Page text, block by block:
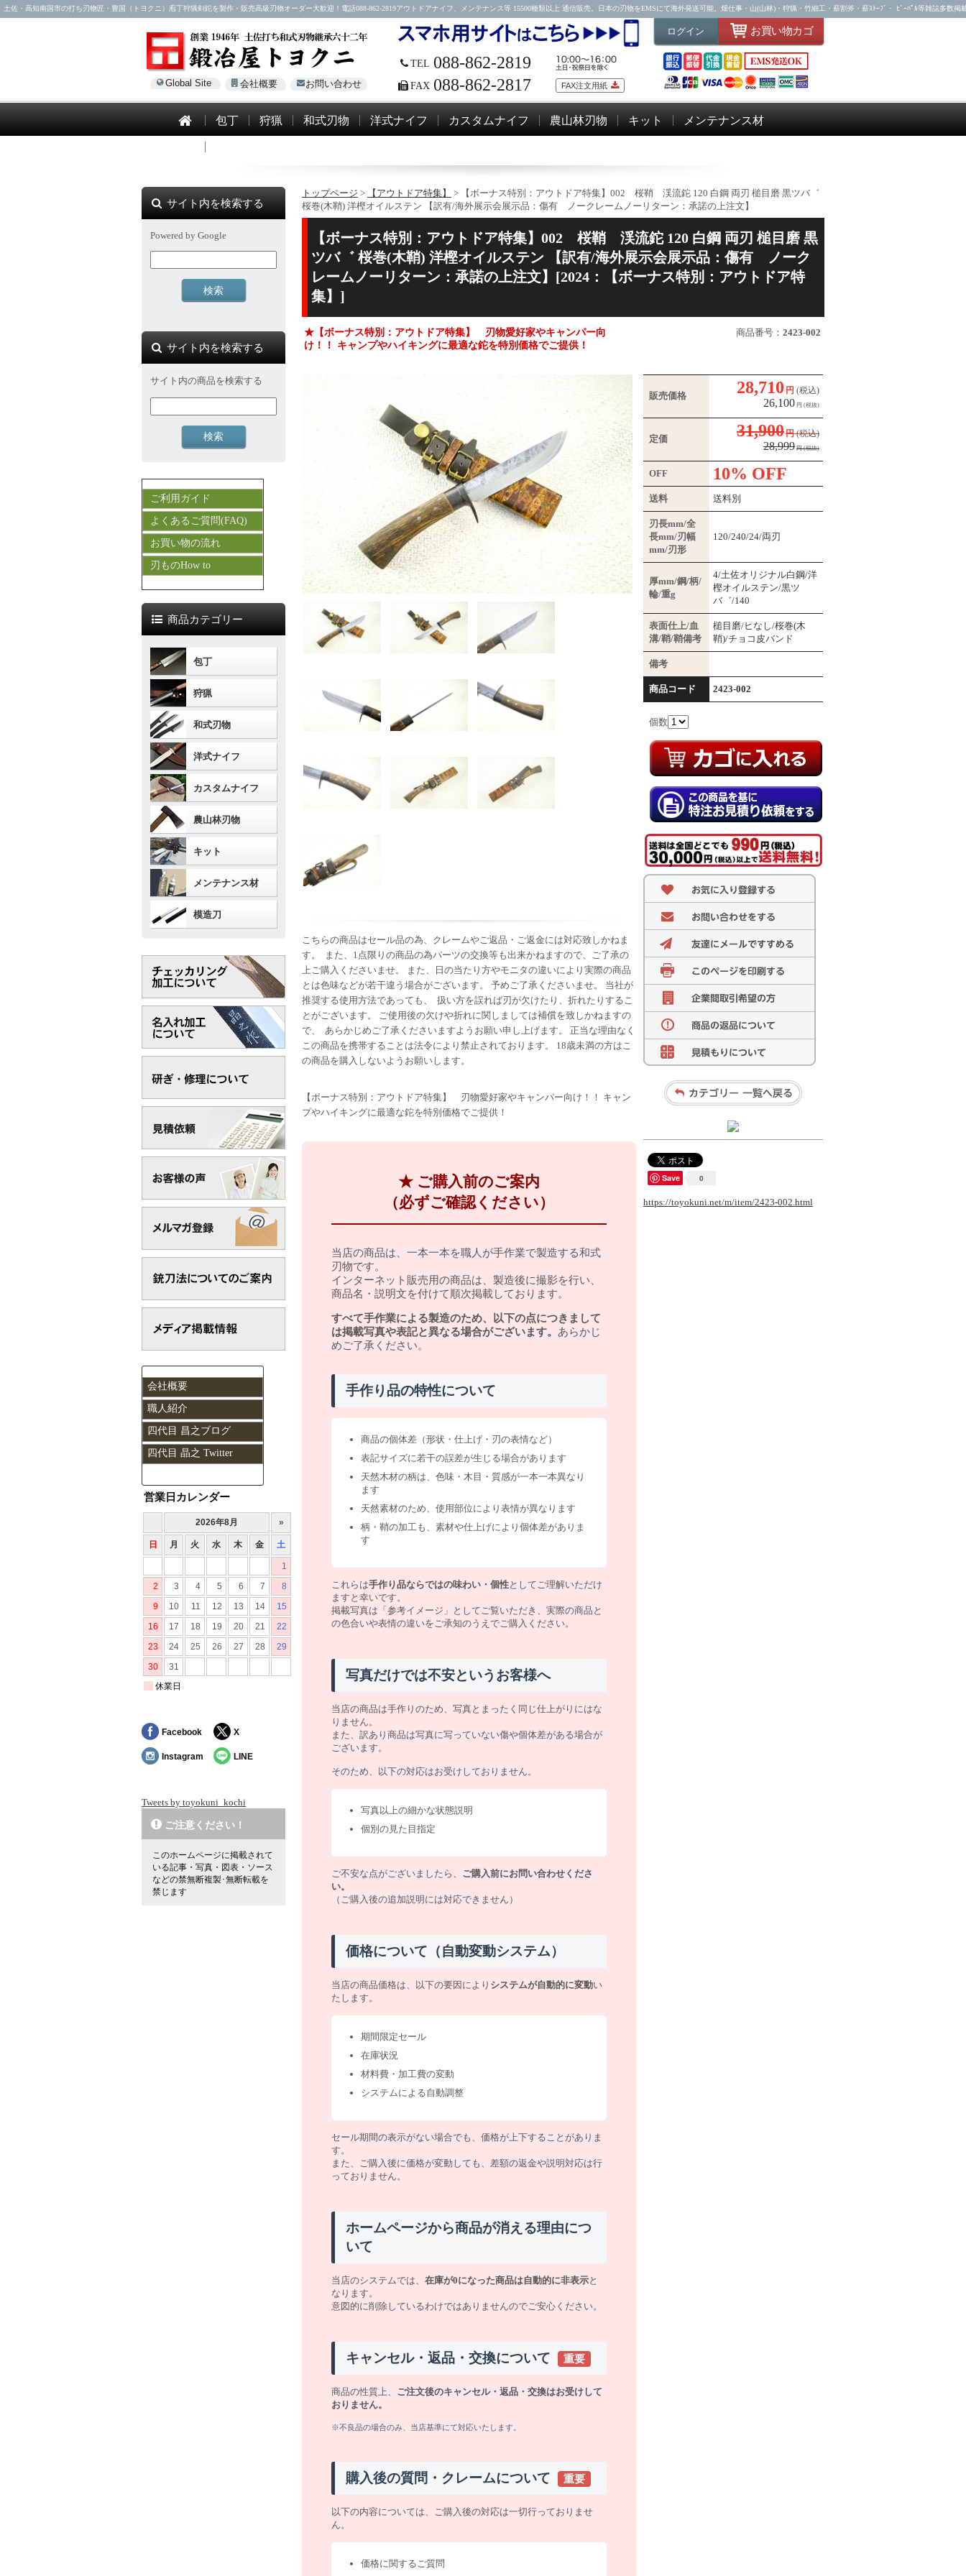
土佐・高知南国市の打ち刃物匠・豊国（トヨクニ）庖丁狩猟剣鉈を製作・販売高級刃物オーダー大歓迎！電話088-862-2819アウトドアナイフ、メンテナンス等 15500種類以上 通信販売。日本の刃物をEMSにて海外発送可能。畑仕事・山(山林)・狩猟・竹細工・薪割斧・薪ｽﾄｰﾌﾞ・ ﾋﾞｰﾊﾟﾙ等雑誌多数掲
Global Site 会社概要 お問い合わせ
TEL 088-862-2819
FAX 088-862-2817 FAX注文用紙
ログイン お買い物カゴ
包丁 狩猟 和式刃物 洋式ナイフ カスタムナイフ 農山林刃物 キット メンテナンス材
トップページ > 【アウトドア特集】
> 【ボーナス特別：アウトドア特集】002 桜鞘 渓流鉈 120 白鋼 両刃 槌目磨 黒ツバ゛
桜巻(木鞘) 洋樫オイルステン 【訳有/海外展示会展示品：傷有 ノークレームノーリターン：承諾の上注文】
【ボーナス特別：アウトドア特集】002 桜鞘 渓流鉈 120 白鋼 両刃 槌目磨 黒
ツバ゛ 桜巻(木鞘) 洋樫オイルステン 【訳有/海外展示会展示品：傷有 ノーク
レームノーリターン：承諾の上注文】[2024：【ボーナス特別：アウトドア特
集】]
★【ボーナス特別：アウトドア特集】 刃物愛好家やキャンパー向
け！！ キャンプやハイキングに最適な鉈を特別価格でご提供！
商品番号： 2423-002
こちらの商品はセール品の為、クレームやご返品・ご返金には対応致しかねま
す。 また、1点限りの商品の為パーツの交換等も出来かねますので、ご了承の
上ご購入くださいませ。 また、日の当たり方やモニタの違いにより実際の商品
とは色味などが若干違う場合がございます。 予めご了承くださいませ。 当社が
推奨する使用方法であっても、 扱い方を誤れば刃が欠けたり、折れたりするこ
とがございます。 ご使用後の欠けや折れに関しましては補償を致しかねますの
で、 あらかじめご了承くださいますようお願い申し上げます。 正当な理由なく
この商品を携帯することは法令により禁止されております。 18歳未満の方はこ
の商品を購入しないようお願いします。
【ボーナス特別：アウトドア特集】 刃物愛好家やキャンパー向け！！ キャン
プやハイキングに最適な鉈を特別価格でご提供！
★ ご購入前のご案内
（必ずご確認ください）
当店の商品は、一本一本を職人が手作業で製造する和式
刃物です。
インターネット販売用の商品は、製造後に撮影を行い、
商品名・説明文を付けて順次掲載しております。
すべて手作業による製造のため、以下の点につきまして
は掲載写真や表記と異なる場合がございます。 あらかじ
めご了承ください。
手作り品の特性について
商品の個体差（形状・仕上げ・刃の表情など）
表記サイズに若干の誤差が生じる場合があります
天然木材の柄は、色味・木目・質感が一本一本異なり
ます
天然素材のため、使用部位により表情が異なります
柄・鞘の加工も、素材や仕上げにより個体差がありま
す
これらは手作り品ならではの味わい・個性としてご理解いただけ
ますと幸いです。
掲載写真は「参考イメージ」としてご覧いただき、実際の商品と
の色合いや表情の違いをご承知のうえでご購入ください。
写真だけでは不安というお客様へ
当店の商品は手作りのため、写真とまったく同じ仕上がりにはな
りません。
また、訳あり商品は写真に写っていない傷や個体差がある場合が
ございます。
そのため、以下の対応はお受けしておりません。
写真以上の細かな状態説明
個別の見た目指定
ご不安な点がございましたら、 ご購入前にお問い合わせくださ
い。
（ご購入後の追加説明には対応できません）
価格について（自動変動システム）
当店の商品価格は、以下の要因により システムが自動的に変動い
たします。
期間限定セール
在庫状況
材料費・加工費の変動
システムによる自動調整
セール期間の表示がない場合でも、価格が上下することがありま
す。
また、ご購入後に価格が変動しても、差額の返金や説明対応は行
っておりません。
ホームページから商品が消える理由につ
いて
当店のシステムでは、 在庫が0になった商品は自動的に非表示と
なります。
意図的に削除しているわけではありませんのでご安心ください。
キャンセル・返品・交換について 重要
商品の性質上、 ご注文後のキャンセル・返品・交換はお受けして
おりません。
※不良品の場合のみ、当店基準にて対応いたします。
購入後の質問・クレームについて 重要
以下の内容については、ご購入後の対応は一切行っておりませ
ん。
価格に関するご質問
販売価格 28,710 円 (税込)
26,100 円 (税抜)
定価 31,900円(税込)
28,999 円(税抜)
OFF 10% OFF
送料 送料別
刃長mm/全
長mm/刃幅
mm/刃形
120/240/24/両刃
厚mm/鋼/柄/
輪/重g
4/土佐オリジナル白鋼/洋
樫オイルステン/黒ツ
バ゛/140
表面仕上/血
溝/鞘/鞘備考
槌目磨/ヒなし/桜巻(木
鞘)/チョコ皮バンド
備考
商品コード 2423-002
個数
0
Save
https://toyokuni.net/m/item/2423-002.html
サイト内を検索する
Powered by Google
サイト内を検索する
サイト内の商品を検索する
ご利用ガイド
よくあるご質問(FAQ)
お買い物の流れ
刃ものHow to
商品カテゴリー
包丁
狩猟
和式刃物
洋式ナイフ
カスタムナイフ
農山林刃物
キット
メンテナンス材
模造刀
会社概要
職人紹介
四代目 昌之ブログ
四代目 晶之 Twitter
営業日カレンダー
Facebook X
Instagram LINE
Tweets by toyokuni_kochi
ご注意ください！
このホームページに掲載されて
いる記事・写真・図表・ソース
などの禁無断複製･無断転載を
禁じます